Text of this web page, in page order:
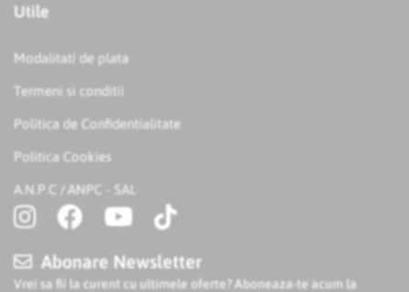
Utile
Modalitati de plata
Termeni si conditii
Politica de Confidentialitate
Politica Cookies
A.N.P.C / ANPC - SAL
Abonare Newsletter
Vrei sa fii la curent cu ultimele oferte? Aboneaza-te acum la